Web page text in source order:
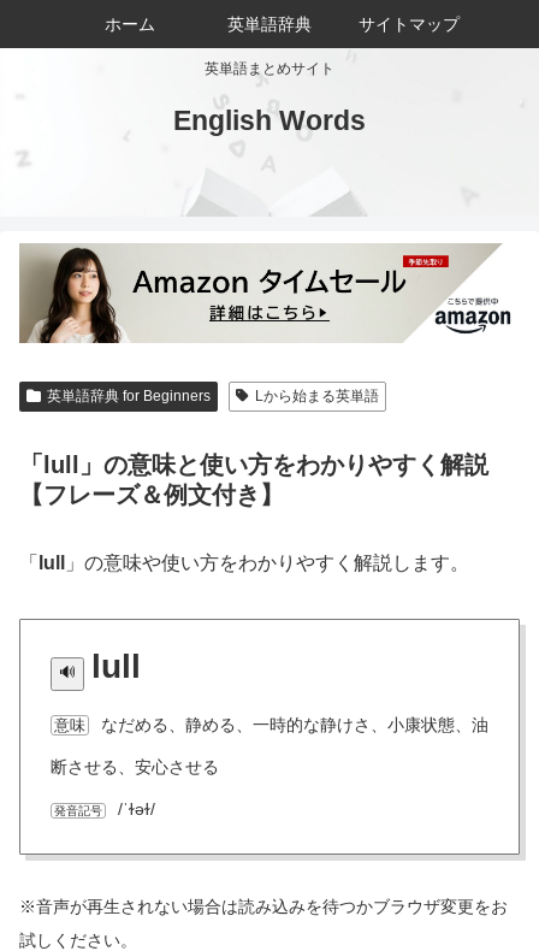
英単語まとめサイト
English Words
ホーム 英単語辞典 サイトマップ
英単語辞典 for Beginners Lから始まる英単語
「lull」の意味と使い方をわかりやすく解説
【フレーズ＆例文付き】
「 lull 」の意味や使い方をわかりやすく解説します。
lull
意味 なだめる、静める、一時的な静けさ、小康状態、油
断させる、安心させる
発音記号 /ˈɫəɫ/
※音声が再生されない場合は読み込みを待つかブラウザ変更をお
試しください。